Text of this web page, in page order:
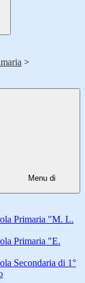
>
Menu di
Primaria "M. L.
Primaria "E.
Secondaria di 1°